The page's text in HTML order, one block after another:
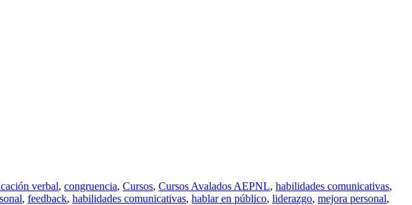
verbal, congruencia, Cursos, Cursos Avalados AEPNL, habilidades comunicativas,
, feedback, habilidades comunicativas, hablar en público, liderazgo, mejora personal,